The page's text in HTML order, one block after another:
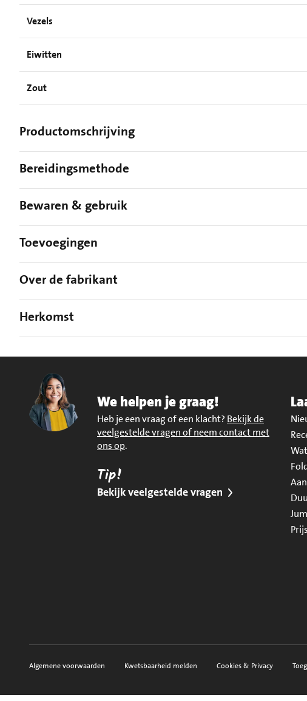
Vezels
Eiwitten
Zout
Productomschrijving
Bereidingsmethode
Bewaren & gebruik
Toevoegingen
Over de fabrikant
Herkomst
We helpen je graag!
Heb je een vraag of een klacht? Bekijk de
veelgestelde vragen of neem contact met
ons op.
Tip!
Bekijk veelgestelde vragen
Voorwaarden, privacy en sitemap
Algemene voorwaarden Kwetsbaarheid melden Cookies & Privacy